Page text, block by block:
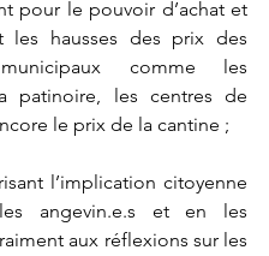
pour le pouvoir d’achat et
les hausses des prix des
comme les
patinoire, les centres de
le prix de la cantine ;
l’implication citoyenne
angevin.e.s et en les
aux réflexions sur les